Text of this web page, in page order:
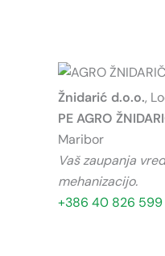
Žnidarić d.o.o.,
PE AGRO
Maribor
Vaš zaupanja
mehanizacijo.
+386 40 826 599